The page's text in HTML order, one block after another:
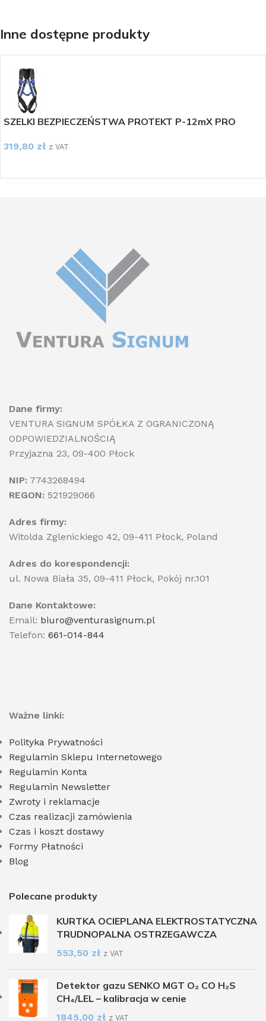
Inne dostępne produkty
SZELKI BEZPIECZEŃSTWA PROTEKT P-12mX PRO
319,80 zł z VAT
Dane firmy:
VENTURA SIGNUM SPÓŁKA Z OGRANICZONĄ
ODPOWIEDZIALNOŚCIĄ
Przyjazna 23, 09-400 Płock
NIP: 7743268494
REGON: 521929066
Adres firmy:
Witolda Zglenickiego 42, 09-411 Płock, Poland
Adres do korespondencji:
ul. Nowa Biała 35, 09-411 Płock, Pokój nr.101
Dane Kontaktowe:
Email: biuro@venturasignum.pl
Telefon: 661-014-844
Ważne linki:
Polityka Prywatności
Regulamin Sklepu Internetowego
Regulamin Konta
Regulamin Newsletter
Zwroty i reklamacje
Czas realizacji zamówienia
Czas i koszt dostawy
Formy Płatności
Blog
Polecane produkty
KURTKA OCIEPLANA ELEKTROSTATYCZNA
TRUDNOPALNA OSTRZEGAWCZA
553,50 zł z VAT
Detektor gazu SENKO MGT O₂ CO H₂S
CH₄/LEL – kalibracja w cenie
1845,00 zł z VAT